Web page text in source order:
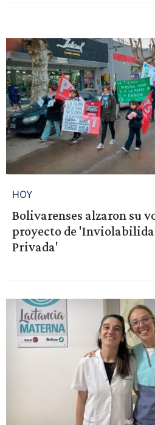
HOY
Bolivarenses alzaron su
proyecto de
Privada'